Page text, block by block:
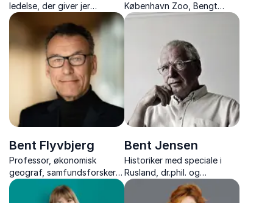
ledelse, der giver jer
redskaber til færre
spildmøder og mere
arbejdsglæde.
København Zoo, Bengt
Holst, giver tankevækkende
verden, biodiversitet og
vores rolle i naturens
Bent Flyvbjerg
Professor, økonomisk
geograf, samfundsforsker
og ekspert i globale
megaprojekter
Bent Jensen
Historiker med speciale i
Rusland, dr.phil. og
forfatter, med skarpe
foredrag om